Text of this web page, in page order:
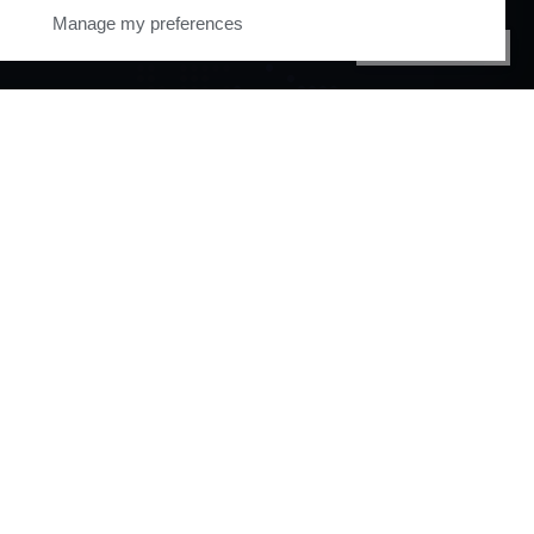
Manage my preferences